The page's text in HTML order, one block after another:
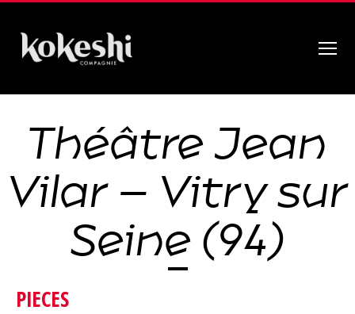
Kokeshi
Théâtre Jean
Vilar – Vitry sur
Seine (94)
PIECES